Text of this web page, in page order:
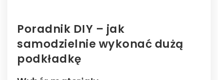
Poradnik DIY – jak
samodzielnie wykonać dużą
podkładkę